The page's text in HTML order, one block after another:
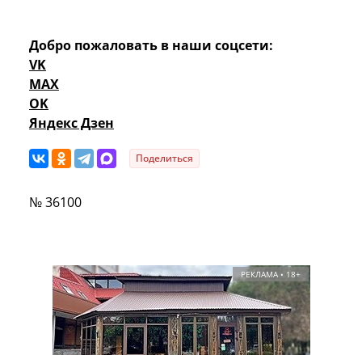
Добро пожаловать в наши соцсети:
VK
MAX
OK
Яндекс Дзен
Поделиться
№ 36100
РЕКЛАМА • 18+